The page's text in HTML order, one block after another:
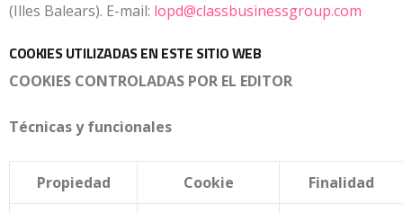
(Illes Balears). E-mail: lopd@classbusinessgroup.com
COOKIES UTILIZADAS EN ESTE SITIO WEB
COOKIES CONTROLADAS POR EL EDITOR
Técnicas y funcionales
Propiedad Cookie Finalidad